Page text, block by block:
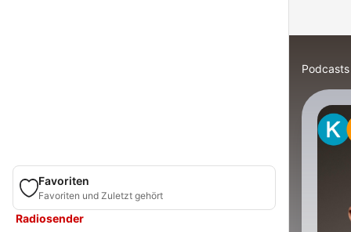
Favoriten
Favoriten und Zuletzt gehört
Radiosender
Podcasts